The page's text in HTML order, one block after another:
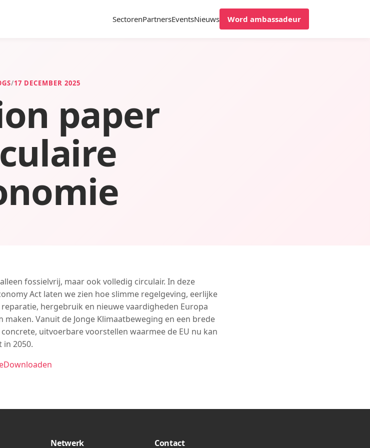
SectorenPartnersEventsNieuws Word ambassadeur
/17 DECEMBER 2025
paper
fossielvrij, maar ook volledig circulair. In deze
Act laten we zien hoe slimme regelgeving, eerlijke
hergebruik en nieuwe vaardigheden Europa
Vanuit de Jonge Klimaatbeweging en een brede
uitvoerbare voorstellen waarmee de EU nu kan
2050.
Downloaden
Netwerk Contact